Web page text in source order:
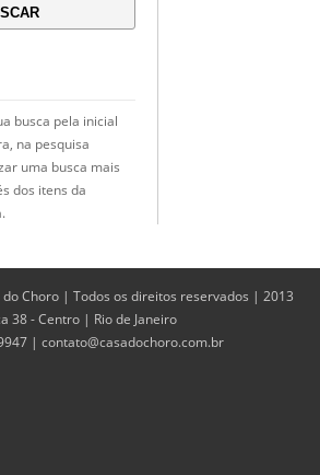
busca pela inicial
na pesquisa
uma busca mais
dos itens da
do Choro | Todos os direitos reservados | 2013
38 - Centro | Rio de Janeiro
| contato@casadochoro.com.br